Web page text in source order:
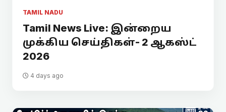
TAMIL NADU
Tamil News Live: இன்றைய
முக்கிய செய்திகள்- 2 ஆகஸ்ட்
2026
4 days ago